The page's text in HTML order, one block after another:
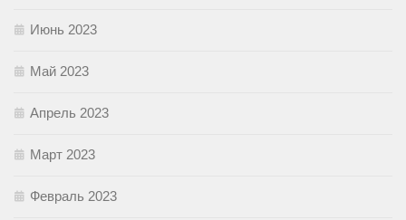
Июнь 2023
Май 2023
Апрель 2023
Март 2023
Февраль 2023